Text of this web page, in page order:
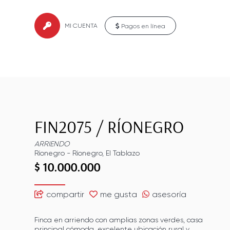
MI CUENTA Pagos en línea
FIN2075 / RÍONEGRO
ARRIENDO
Ríonegro - Ríonegro, El Tablazo
$ 10.000.000
compartir me gusta asesoría
Finca en arriendo con amplias zonas verdes, casa